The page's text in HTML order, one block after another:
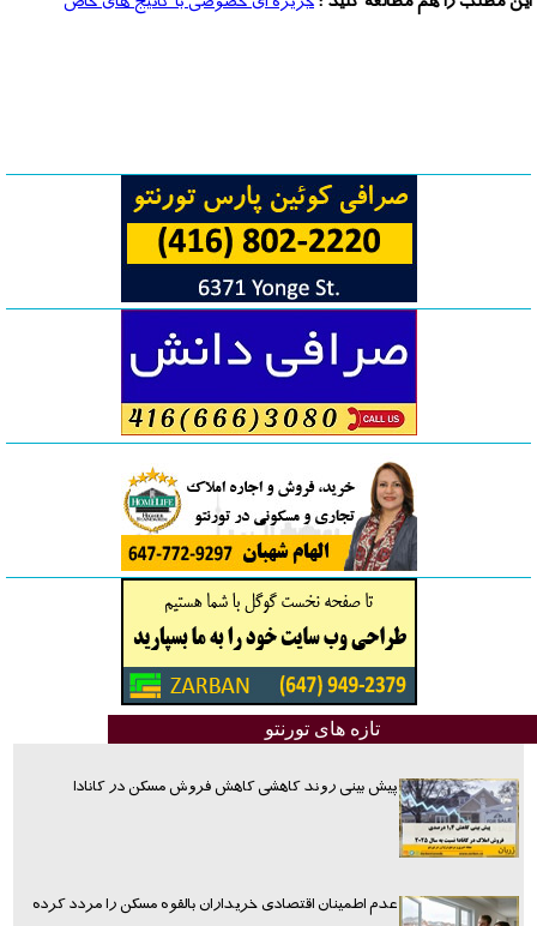
تازه های تورنتو
پیش بینی روند کاهشی کاهش فروش مسکن در کانادا
عدم اطمینان اقتصادی خریداران بالقوه مسکن را مردد کرده